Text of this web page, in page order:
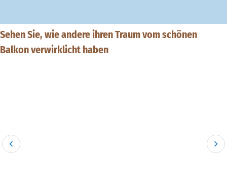
Sehen Sie, wie andere ihren Traum vom schönen
Balkon verwirklicht haben